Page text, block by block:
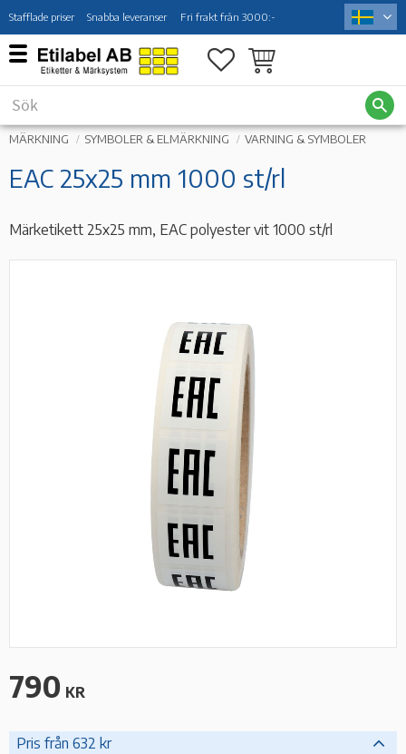
Meny
Stafflade priser Snabba leveranser Fri frakt från 3000:-
Favoriter
Kundvagn
MÄRKNING SYMBOLER & ELMÄRKNING VARNING & SYMBOLER
EAC 25x25 mm 1000 st/rl
Märketikett 25x25 mm, EAC polyester vit 1000 st/rl
790 KR
Pris från 632 kr